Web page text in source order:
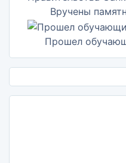
Вручены
Прошел